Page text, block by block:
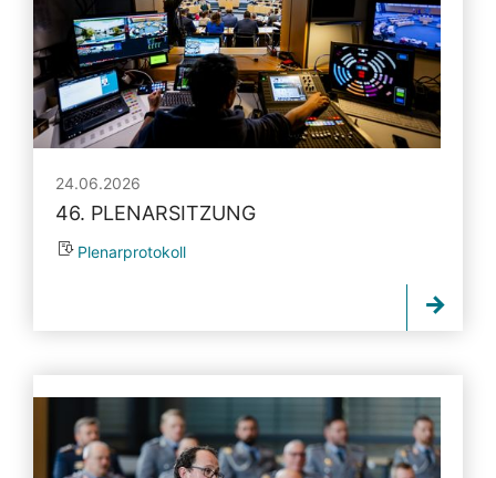
24.06.2026
46. PLENARSITZUNG
Plenarprotokoll